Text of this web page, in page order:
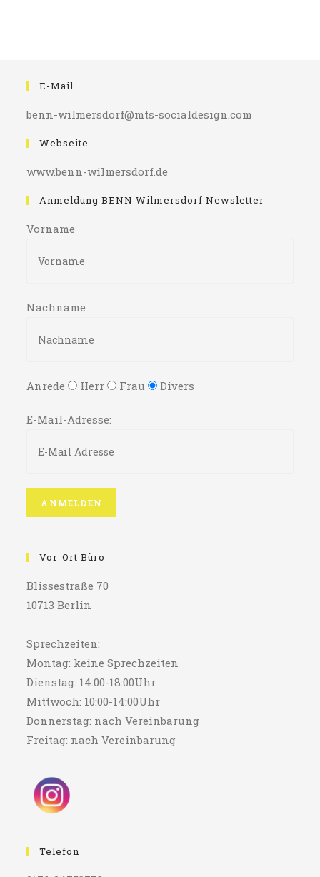
E-Mail
benn-wilmersdorf@mts-socialdesign.com
Webseite
www.benn-wilmersdorf.de
Anmeldung BENN Wilmersdorf Newsletter
Vorname
Nachname
Anrede Herr Frau Divers
E-Mail-Adresse:
Vor-Ort Büro
Blissestraße 70
10713 Berlin
Sprechzeiten:
Montag: keine Sprechzeiten
Dienstag: 14:00-18:00Uhr
Mittwoch: 10:00-14:00Uhr
Donnerstag: nach Vereinbarung
Freitag: nach Vereinbarung
Telefon